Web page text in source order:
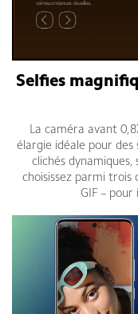
Selfies
La caméra avant
élargie idéale pour des
clichés
choisissez parmi trois
GIF – pour